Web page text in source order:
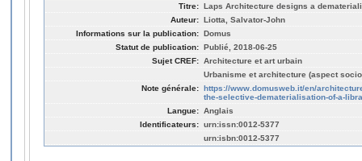
Titre: Laps Architecture designs a
Auteur: Liotta, Salvator-John
Informations sur la publication: Domus
Statut de publication: Publié, 2018-06-25
Sujet CREF: Architecture et art urbain
Urbanisme et architecture (aspect
Note générale: https://www.domusweb.it/en/
the-selective-dematerialisation-of-a-
Langue: Anglais
Identificateurs: urn:issn:0012-5377
urn:isbn:0012-5377